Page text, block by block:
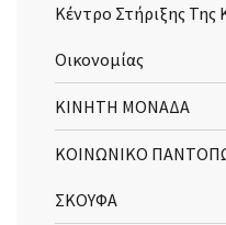
Κέντρο Στήριξης Της
Οικονομίας
ΚΙΝΗΤΗ ΜΟΝΑΔΑ
ΚΟΙΝΩΝΙΚΟ
ΣΚΟΥΦΑ